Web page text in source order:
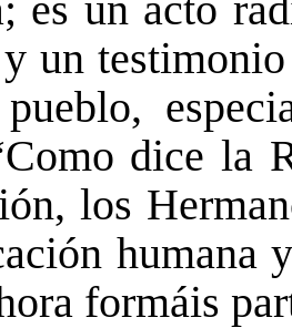
un
dice la
los
humana
formáis